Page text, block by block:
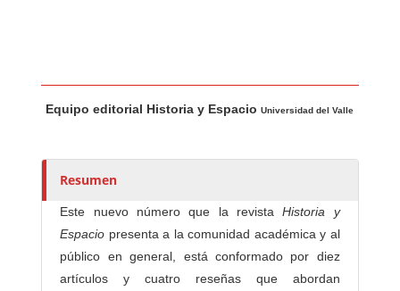
u
o
e
Equipo editorial Historia y EspacioUniversidad del Valle
Resumen
Este nuevo número que la revistaHistoria y
Espacio presenta a la comunidad académica y al
público en general, está conformado por diez
artículos y cuatro reseñas que abordan